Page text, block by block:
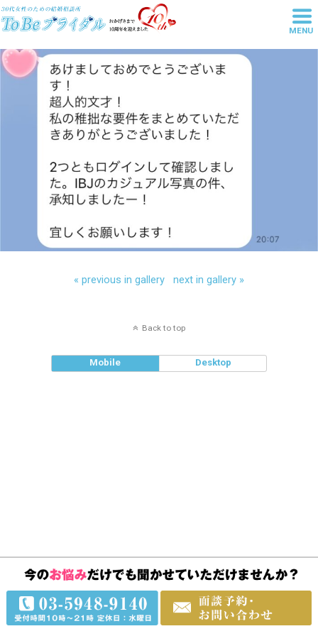
MENU
東京池袋の結婚相談所は20代・30
代女性の婚活を丁寧にサポートす
るToBeブライダル
« previous in gallery next in gallery »
Back to top
Mobile Desktop